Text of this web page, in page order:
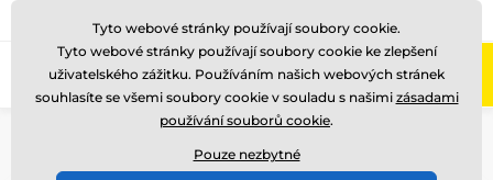
Zavolejte nám (Po-Pá 8-17)
Tyto webové stránky používají soubory cookie.
Tyto webové stránky používají soubory cookie ke zlepšení
uživatelského zážitku. Používáním našich webových stránek
souhlasíte se všemi soubory cookie v souladu s našimi zásadami
používání souborů cookie.
Pouze nezbytné